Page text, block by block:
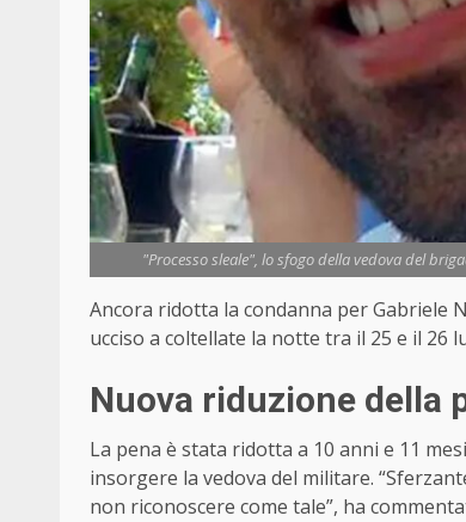
"Processo sleale", lo sfogo della vedova del
Ancora ridotta la condanna per Gabriele
ucciso a coltellate la notte tra il 25 e il 26
Nuova riduzione della
La pena è stata ridotta a 10 anni e 11
insorgere la vedova del militare.
non riconoscere come tale”, ha